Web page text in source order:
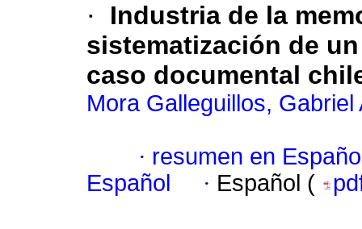
·
Industria de la
sistematización de
caso documental
Mora Galleguillos, Gabriel
· resumen en
Español
· Español (